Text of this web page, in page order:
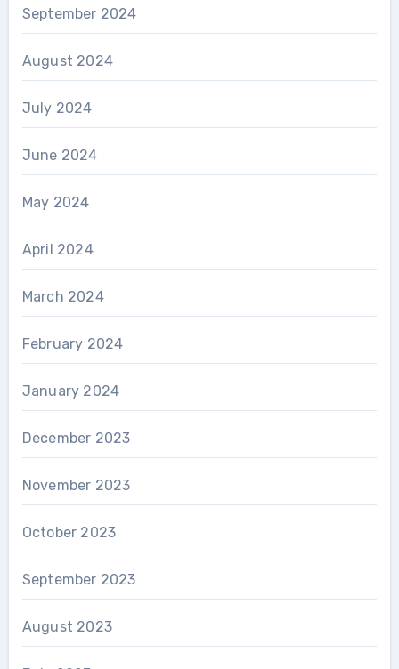
September 2024
August 2024
July 2024
June 2024
May 2024
April 2024
March 2024
February 2024
January 2024
December 2023
November 2023
October 2023
September 2023
August 2023